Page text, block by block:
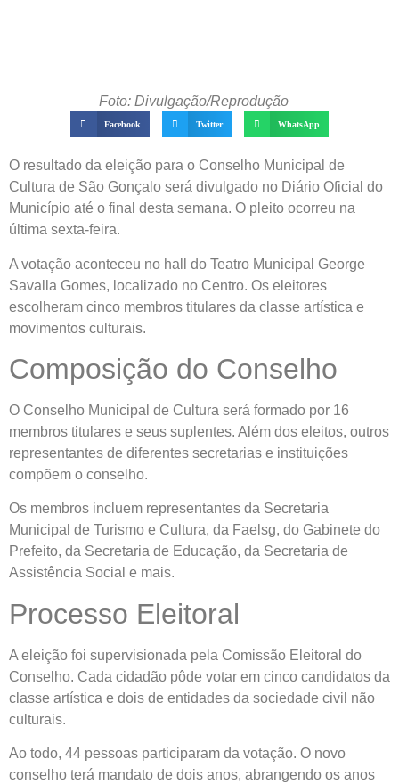
Foto: Divulgação/Reprodução
Facebook Twitter WhatsApp
O resultado da eleição para o Conselho Municipal de
Cultura de São Gonçalo será divulgado no Diário Oficial do
Município até o final desta semana. O pleito ocorreu na
última sexta-feira.
A votação aconteceu no hall do Teatro Municipal George
Savalla Gomes, localizado no Centro. Os eleitores
escolheram cinco membros titulares da classe artística e
movimentos culturais.
Composição do Conselho
O Conselho Municipal de Cultura será formado por 16
membros titulares e seus suplentes. Além dos eleitos, outros
representantes de diferentes secretarias e instituições
compõem o conselho.
Os membros incluem representantes da Secretaria
Municipal de Turismo e Cultura, da Faelsg, do Gabinete do
Prefeito, da Secretaria de Educação, da Secretaria de
Assistência Social e mais.
Processo Eleitoral
A eleição foi supervisionada pela Comissão Eleitoral do
Conselho. Cada cidadão pôde votar em cinco candidatos da
classe artística e dois de entidades da sociedade civil não
culturais.
Ao todo, 44 pessoas participaram da votação. O novo
conselho terá mandato de dois anos, abrangendo os anos